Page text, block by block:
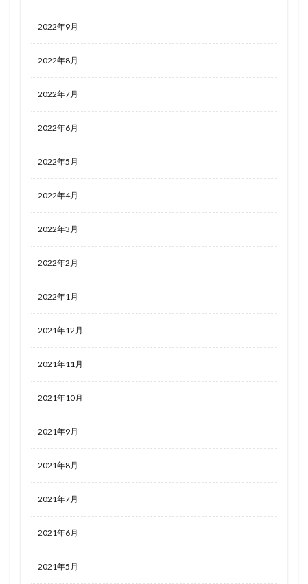
2022年9月
2022年8月
2022年7月
2022年6月
2022年5月
2022年4月
2022年3月
2022年2月
2022年1月
2021年12月
2021年11月
2021年10月
2021年9月
2021年8月
2021年7月
2021年6月
2021年5月